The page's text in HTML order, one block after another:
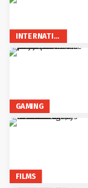
INTERNATIONAL
GAMING
FILMS